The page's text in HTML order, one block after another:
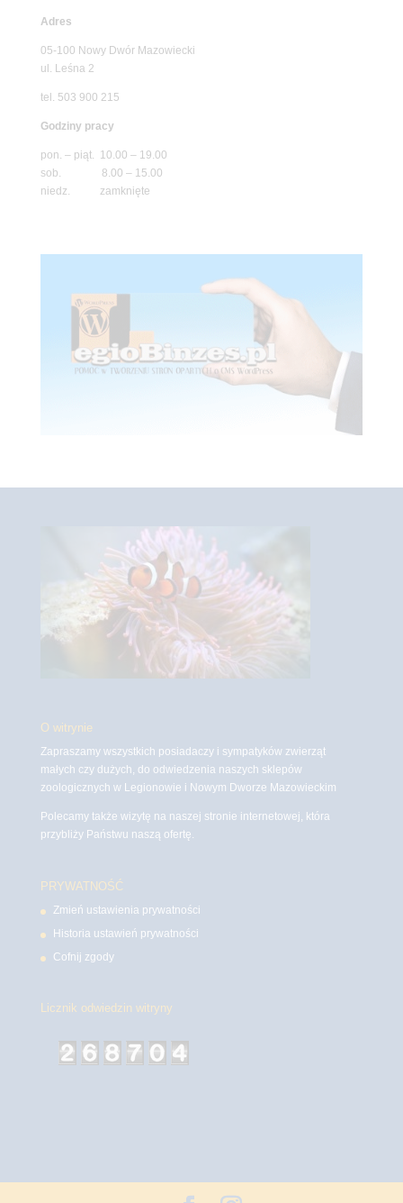
Adres
05-100 Nowy Dwór Mazowiecki
ul. Leśna 2
tel. 503 900 215
Godziny pracy
pon. – piąt. 10.00 – 19.00
sob. 8.00 – 15.00
niedz. zamknięte
O witrynie
Zapraszamy wszystkich posiadaczy i sympatyków zwierząt
małych czy dużych, do odwiedzenia naszych sklepów
zoologicznych w Legionowie i Nowym Dworze Mazowieckim
Polecamy także wizytę na naszej stronie internetowej, która
przybliży Państwu naszą ofertę.
PRYWATNOŚĆ
Zmień ustawienia prywatności
Historia ustawień prywatności
Cofnij zgody
Licznik odwiedzin witryny